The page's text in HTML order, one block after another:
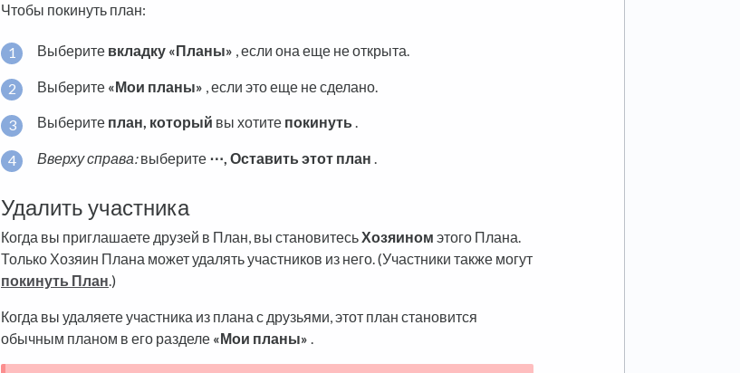
Чтобы покинуть план:
Выберите вкладку «Планы» , если она еще не открыта.
Выберите «Мои планы» , если это еще не сделано.
Выберите план, который вы хотите покинуть .
Вверху справа:выберите ⋯, Оставить этот план .
Удалить участника
Когда вы приглашаете друзей в План, вы становитесьХозяином этого Плана.
Только Хозяин Плана может удалять участников из него. (Участники также могут
покинуть План.)
Когда вы удаляете участника из плана с друзьями, этот план становится
обычным планом в его разделе «Мои планы» .